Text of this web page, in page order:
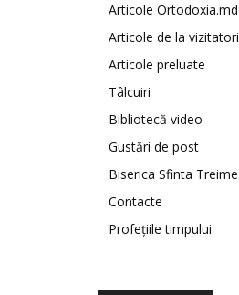
Articole Ortodoxia.md
Articole de la vizitatori
Articole preluate
Tâlcuiri
Bibliotecă video
Gustări de post
Biserica Sfinta Treime
Contacte
Profețiile timpului